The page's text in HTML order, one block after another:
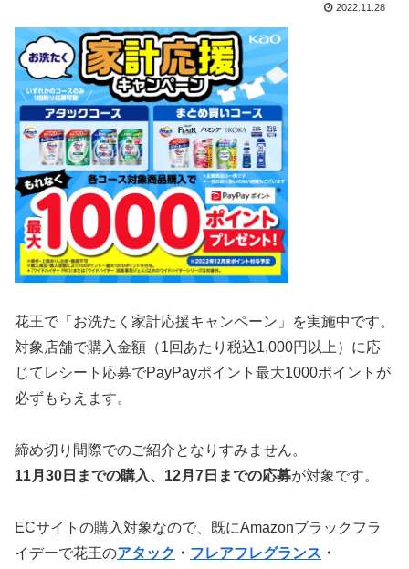
2022.11.28
花王で「お洗たく家計応援キャンペーン」を実施中です。
対象店舗で購入金額（1回あたり税込1,000円以上）に応
じてレシート応募でPayPayポイント最大1000ポイントが
必ずもらえます。
締め切り間際でのご紹介となりすみません。
11月30日までの購入、12月7日までの応募が対象です。
ECサイトの購入対象なので、既にAmazonブラックフラ
イデーで花王のアタック ・ フレアフレグランス ・